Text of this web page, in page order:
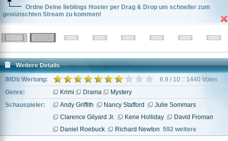
Ordne Deine lieblings Hoster per Drag & Drop um schneller zum
gewünschten Stream zu kommen!
Weitere Details
IMDb Wertung:
6.9 / 10 :: 1440 Votes
Genre:
Krimi Drama
Mystery
Schauspieler:
Andy Griffith Nancy Stafford
Julie Sommars
Clarence Gilyard Jr.
Kene Holliday
David Froman
Daniel Roebuck
Richard Newton 592 weitere